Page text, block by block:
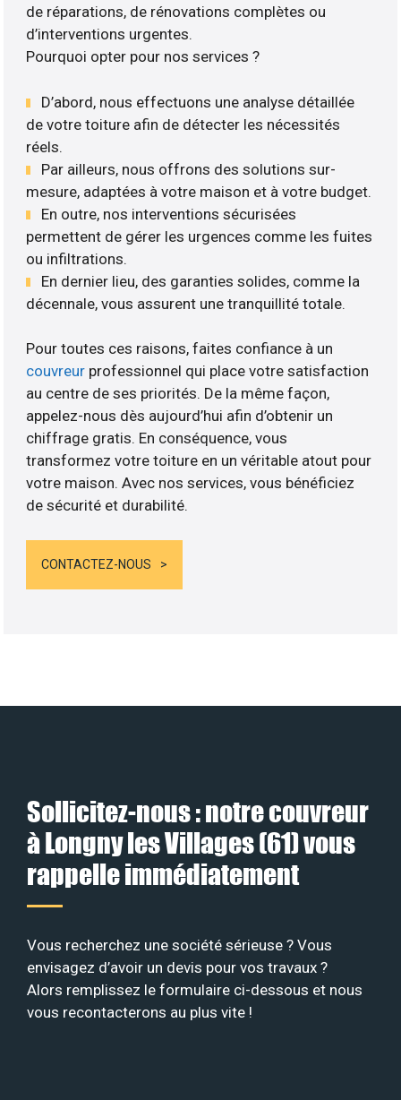
de réparations, de rénovations complètes ou
d’interventions urgentes.
Pourquoi opter pour nos services ?
D’abord, nous effectuons une analyse détaillée
de votre toiture afin de détecter les nécessités
réels.
Par ailleurs, nous offrons des solutions sur-
mesure, adaptées à votre maison et à votre budget.
En outre, nos interventions sécurisées
permettent de gérer les urgences comme les fuites
ou infiltrations.
En dernier lieu, des garanties solides, comme la
décennale, vous assurent une tranquillité totale.
Pour toutes ces raisons, faites confiance à un
couvreur professionnel qui place votre satisfaction
au centre de ses priorités. De la même façon,
appelez-nous dès aujourd’hui afin d’obtenir un
chiffrage gratis. En conséquence, vous
transformez votre toiture en un véritable atout pour
votre maison. Avec nos services, vous bénéficiez
de sécurité et durabilité.
CONTACTEZ-NOUS
Sollicitez-nous : notre couvreur
à Longny les Villages (61) vous
rappelle immédiatement
Vous recherchez une société sérieuse ? Vous
envisagez d’avoir un devis pour vos travaux ?
Alors remplissez le formulaire ci-dessous et nous
vous recontacterons au plus vite !